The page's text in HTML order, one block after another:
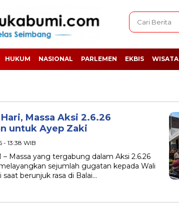
HUKUM NASIONAL PARLEMEN EKBIS WISATA
Massa Aksi 2.6.26
untuk Ayep Zaki
- 13:38 WIB
Massa yang tergabung dalam Aksi 2.6.26
sejumlah gugatan kepada Wali
berunjuk rasa di Balai…